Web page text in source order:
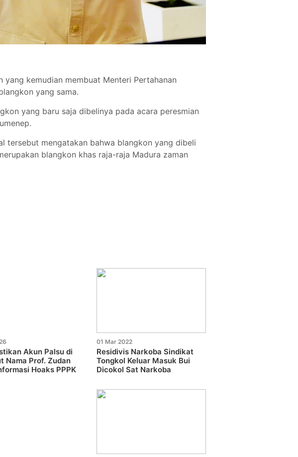
yang kemudian membuat Menteri Pertahanan
yang sama.
yang baru saja dibelinya pada acara peresmian
tersebut mengatakan bahwa blangkon yang dibeli
blangkon khas raja-raja Madura zaman
Akun Palsu di
Nama Prof. Zudan
Hoaks PPPK
01 Mar 2022
Residivis Narkoba Sindikat
Tongkol Keluar Masuk Bui
Dicokol Sat Narkoba